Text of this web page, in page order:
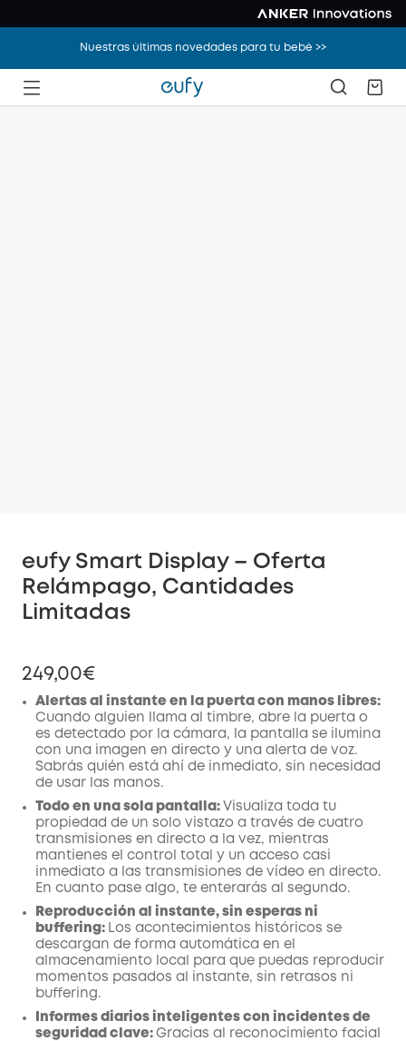
Nuestras últimas novedades para tu bebé >>
eufy Smart Display – Oferta
Relámpago, Cantidades
Limitadas
249,00€
Alertas al instante en la puerta con manos libres:
Cuando alguien llama al timbre, abre la puerta o
es detectado por la cámara, la pantalla se ilumina
con una imagen en directo y una alerta de voz.
Sabrás quién está ahí de inmediato, sin necesidad
de usar las manos.
Todo en una sola pantalla: Visualiza toda tu
propiedad de un solo vistazo a través de cuatro
transmisiones en directo a la vez, mientras
mantienes el control total y un acceso casi
inmediato a las transmisiones de vídeo en directo.
En cuanto pase algo, te enterarás al segundo.
Reproducción al instante, sin esperas ni
buffering: Los acontecimientos históricos se
descargan de forma automática en el
almacenamiento local para que puedas reproducir
momentos pasados al instante, sin retrasos ni
buffering.
Informes diarios inteligentes con incidentes de
seguridad clave: Gracias al reconocimiento facial